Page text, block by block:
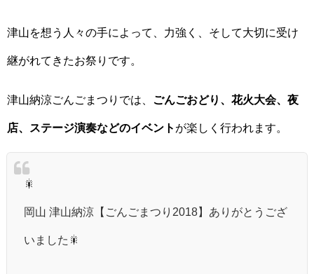
津山を想う人々の手によって、力強く、そして大切に受け
継がれてきたお祭りです。
津山納涼ごんごまつりでは、 ごんごおどり、花火大会、夜
店、ステージ演奏などのイベント が楽しく行われます。
🎇
岡山 津山納涼【ごんごまつり2018】ありがとうござ
いました🎇